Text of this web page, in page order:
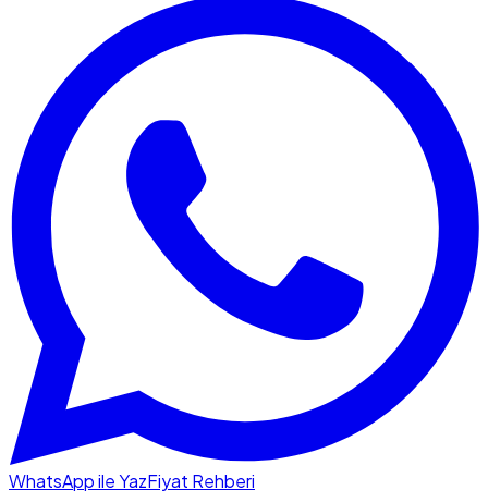
WhatsApp ile YazFiyat Rehberi